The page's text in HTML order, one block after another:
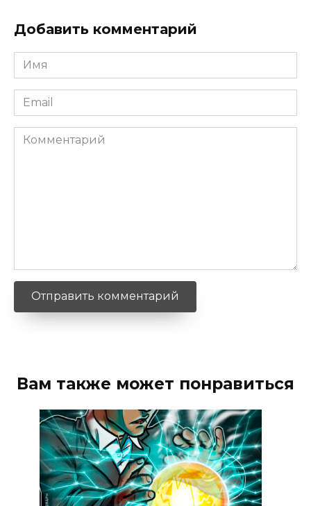
Добавить комментарий
Имя
*
Email
*
Комментарий
Вам также может понравиться